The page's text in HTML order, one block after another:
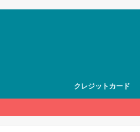
クレジットカード